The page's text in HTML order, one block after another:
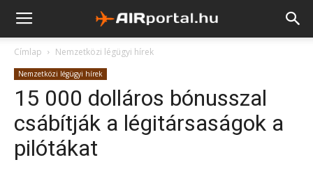
Címlap Nemzetközi légügyi hírek
Nemzetközi légügyi hírek
15 000 dolláros bónusszal
csábítják a légitársaságok a
pilótákat